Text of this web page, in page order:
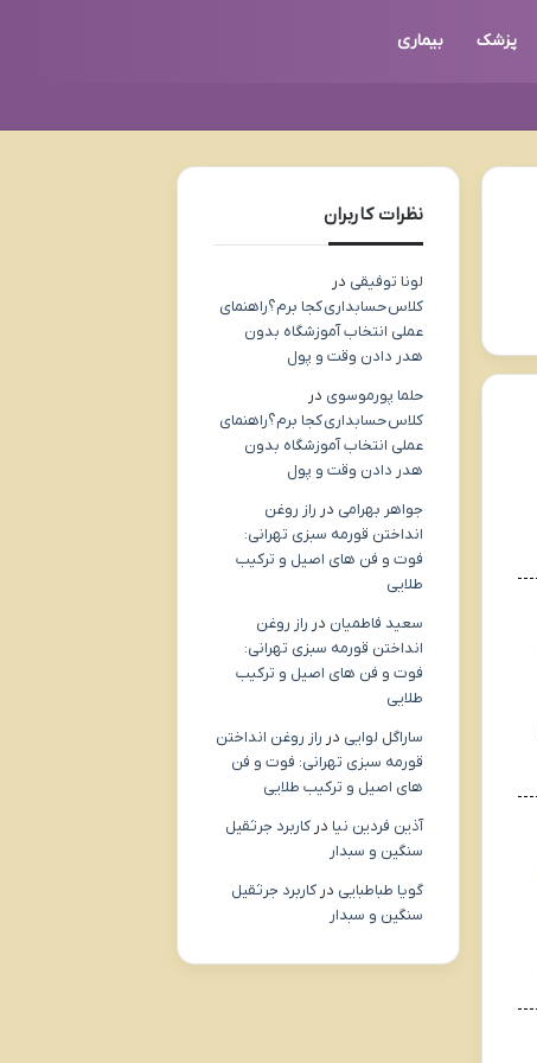
پزشک بیماری
نظرات کاربران
لونا توفیقی در
کلاس حسابداری کجا برم؟راهنمای
عملی انتخاب آموزشگاه بدون
هدر دادن وقت و پول
حلما پورموسوی در
کلاس حسابداری کجا برم؟راهنمای
عملی انتخاب آموزشگاه بدون
هدر دادن وقت و پول
جواهر بهرامی در راز روغن
انداختن قورمه سبزی تهرانی:
فوت و فن های اصیل و ترکیب
طلایی
سعید فاطمیان در راز روغن
انداختن قورمه سبزی تهرانی:
فوت و فن های اصیل و ترکیب
طلایی
ساراگل لوایی در راز روغن انداختن
قورمه سبزی تهرانی: فوت و فن
های اصیل و ترکیب طلایی
آذین فردین نیا در کاربرد جرثقیل
سنگین و سبدار
گویا طباطبایی در کاربرد جرثقیل
سنگین و سبدار